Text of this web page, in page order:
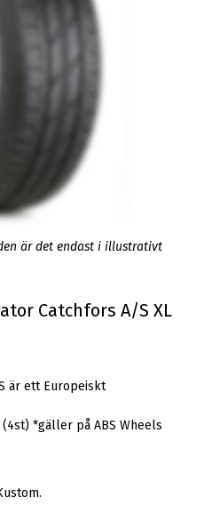
är det endast i illustrativt
Catchfors A/S XL
S är ett Europeiskt
*gäller på ABS Wheels